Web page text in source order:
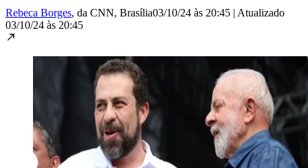
Rebeca Borges, da CNN, Brasília03/10/24 às 20:45 | Atualizado
03/10/24 às 20:45